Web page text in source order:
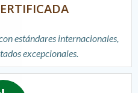
estándares internacionales,
excepcionales.